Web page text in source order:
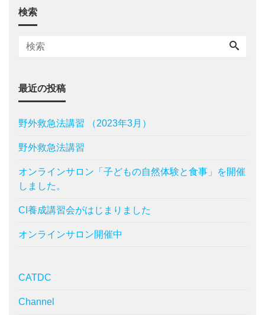
検索
最近の投稿
野外救急法講習 （2023年3月）
野外救急法講習
オンラインサロン「子どもの自然体験と食事」を開催
しました。
CI養成講習会がはじまりました
オンラインサロン開催中
CATDC
Channel